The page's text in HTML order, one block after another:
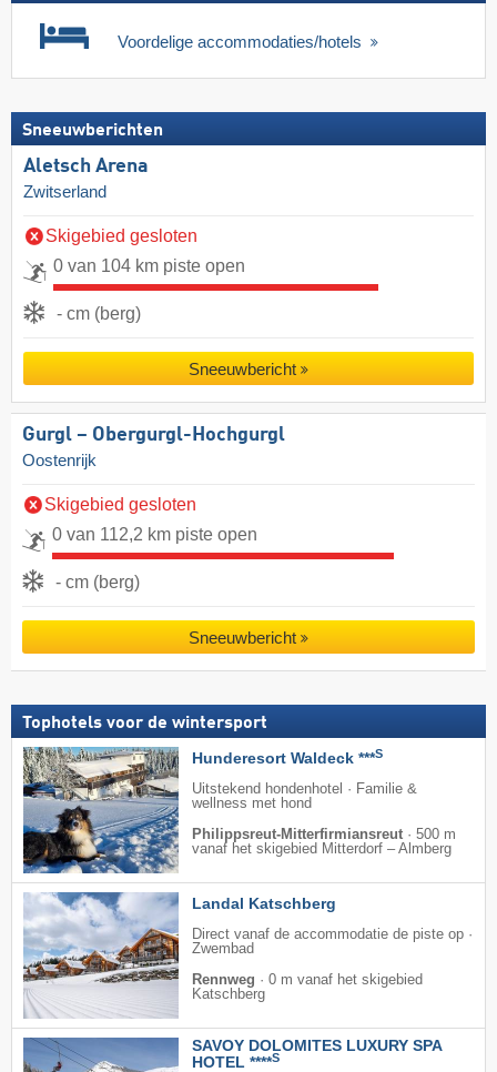
Voordelige accommodaties/hotels
Sneeuwberichten
Aletsch Arena
Zwitserland
Skigebied gesloten
0 van 104 km piste open
- cm (berg)
Sneeuwbericht
Gurgl – Obergurgl-Hochgurgl
Oostenrijk
Skigebied gesloten
0 van 112,2 km piste open
- cm (berg)
Sneeuwbericht
Tophotels voor de wintersport
Hunderesort Waldeck ***S
Uitstekend hondenhotel · Familie &
wellness met hond
Philippsreut-Mitterfirmiansreut · 500 m
vanaf het skigebied Mitterdorf – Almberg
Landal Katschberg
Direct vanaf de accommodatie de piste op ·
Zwembad
Rennweg · 0 m vanaf het skigebied
Katschberg
SAVOY DOLOMITES LUXURY SPA
HOTEL ****S